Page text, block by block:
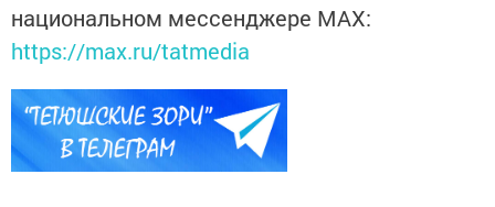
национальном мессенджере MАХ:
https://max.ru/tatmedia